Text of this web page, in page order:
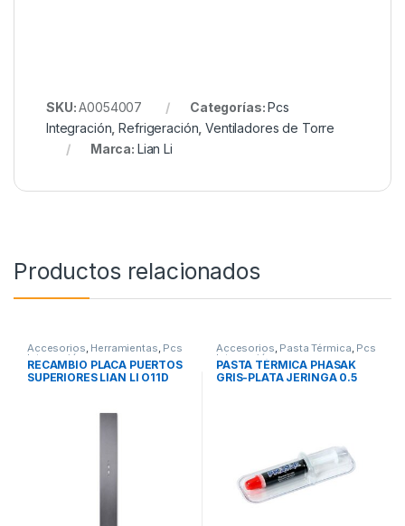
SKU:A0054007 Categorías:Pcs
Integración ,Refrigeración ,Ventiladores de Torre
Marca: Lian Li
Productos relacionados
Accesorios, Herramientas, Pcs
Integración
RECAMBIO PLACA PUERTOS
SUPERIORES LIAN LI O11D
Accesorios, Pasta Térmica, Pcs
Integración
PASTA TÉRMICA PHASAK
GRIS-PLATA JERINGA 0.5